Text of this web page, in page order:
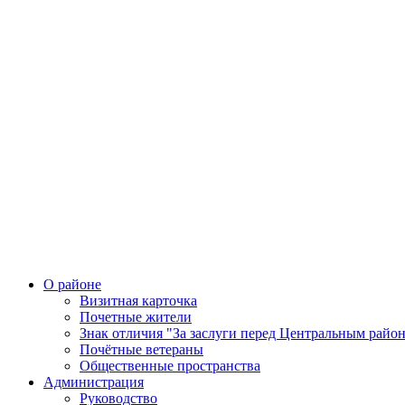
О районе
Визитная карточка
Почетные жители
Знак отличия "За заслуги перед Центральным
Почётные ветераны
Общественные пространства
Администрация
Руководство